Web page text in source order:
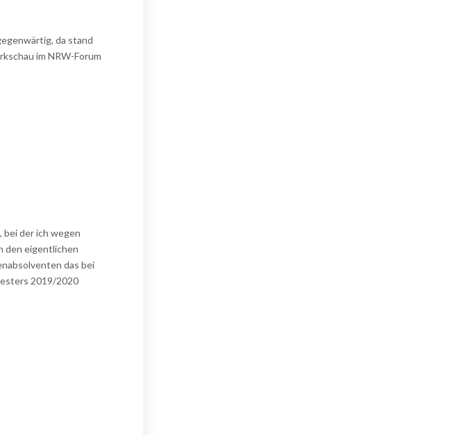
da stand
im NRW-Forum
bei der ich wegen
den eigentlichen
das bei
2019/2020